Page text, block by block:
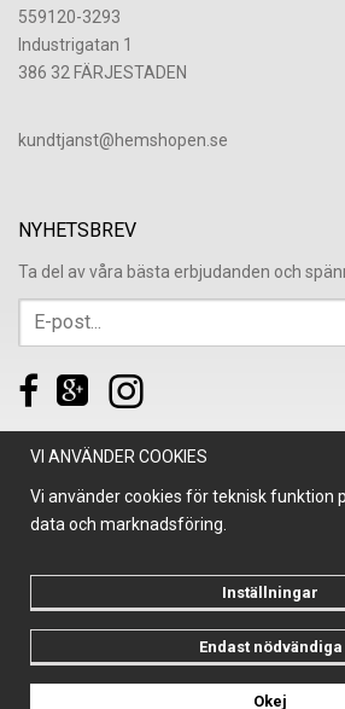
559120-3293
Industrigatan 1
386 32 FÄRJESTADEN
​kundtjanst@hemshopen.se
NYHETSBREV
Ta del av våra bästa erbjudanden och
Drift & produktion:
VI ANVÄNDER COOKIES
Vi använder cookies för teknisk funktion
data och marknadsföring.
Inställningar
Endast nödvändiga
Okej